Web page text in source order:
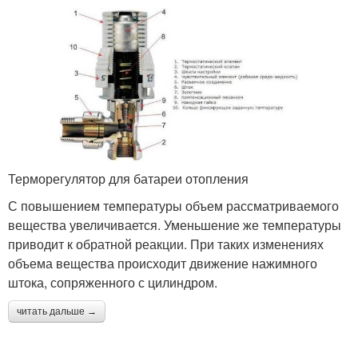
Терморегулятор для батареи отопления
С повышением температуры объем рассматриваемого
вещества увеличивается. Уменьшение же температуры
приводит к обратной реакции. При таких изменениях
объема вещества происходит движение нажимного
штока, сопряженного с цилиндром.
читать дальше →